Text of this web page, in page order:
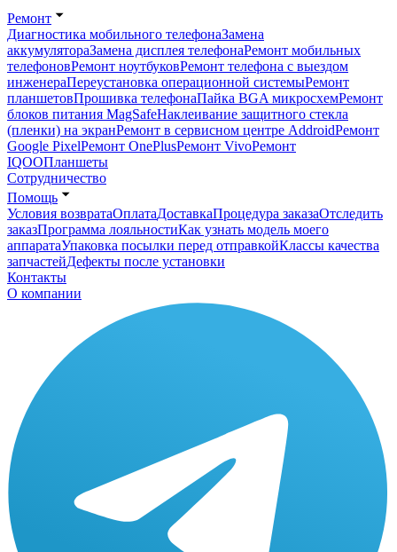
Ремонт
Диагностика мобильного телефонаЗамена
аккумулятораЗамена дисплея телефонаРемонт мобильных
телефоновРемонт ноутбуковРемонт телефона с выездом
инженераПереустановка операционной системыРемонт
планшетовПрошивка телефонаПайка BGA микросхемРемонт
блоков питания MagSafeНаклеивание защитного стекла
(пленки) на экранРемонт в сервисном центре AddroidРемонт
Google PixelРемонт OnePlusРемонт VivoРемонт
IQOOПланшеты
Сотрудничество
Помощь
Условия возвратаОплатаДоставкаПроцедура заказаОтследить
заказПрограмма лояльностиКак узнать модель моего
аппаратаУпаковка посылки перед отправкойКлассы качества
запчастейДефекты после установки
Контакты
О компании